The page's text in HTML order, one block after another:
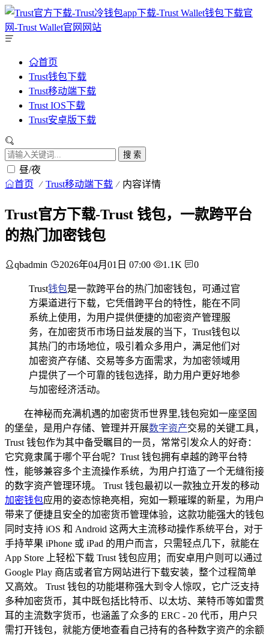
首页
Trust钱包下载
Trust移动端下载
Trust IOS下载
Trust安卓版下载
搜 索
昼/夜
首页 Trust移动端下载 内容详情
Trust官方下载-Trust 钱包，一款跨平台
的热门加密钱包
qbadmin 2026年04月01日 07:00 1.1K 0
Trust钱包是一款跨平台的热门加密钱包，可通过官
方渠道进行下载，它凭借跨平台的特性，能在不同
系统上使用，为用户提供便捷的加密资产管理服
务，在加密货币市场日益发展的当下，Trust钱包以
其热门的市场地位，吸引着众多用户，满足他们对
加密资产存储、交易等多方面需求，为加密领域用
户提供了一个可靠的钱包选择，助力用户更好地参
与加密经济活动。
在神秘而充满机遇的加密货币世界里,钱包宛如一座坚固
的堡垒，是用户存储、管理并开展数字资产交易的关键工具，
Trust 钱包作为其中备受瞩目的一员，常常引发众人的好奇：
它究竟隶属于哪个平台呢？Trust 钱包拥有卓越的跨平台特
性，能够兼容多个主流操作系统，为用户打造了一个无缝衔接
的数字资产管理环境。 Trust 钱包最初以一款独立开发的移动
加密钱包应用的姿态惊艳亮相，宛如一颗璀璨的新星，为用户
带来了便捷且安全的加密货币管理体验，这款功能强大的钱包
同时支持 iOS 和 Android 这两大主流移动操作系统平台，对于
手持苹果 iPhone 或 iPad 的用户而言，只需轻点几下，就能在
App Store 上轻松下载 Trust 钱包应用；而安卓用户则可以通过
Google Play 商店或者官方网站进行下载安装，整个过程简单
又高效。 Trust 钱包的功能堪称强大到令人惊叹，它广泛支持
多种加密货币，其中既包括比特币、以太坊、莱特币等如雷贯
耳的主流数字货币，也涵盖了众多的 ERC - 20 代币，用户只
需打开钱包，就能方便地查看自己持有的各种数字资产的余额